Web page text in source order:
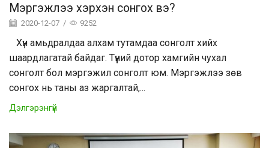
Мэргэжлээ хэрхэн сонгох вэ?
2020-12-07 / 9252
Хүн амьдралдаа алхам тутамдаа сонголт хийх
шаардлагатай байдаг. Түүний дотор хамгийн чухал
сонголт бол мэргэжил сонголт юм. Мэргэжлээ зөв
сонгох нь таны аз жаргалтай,...
Дэлгэрэнгүй